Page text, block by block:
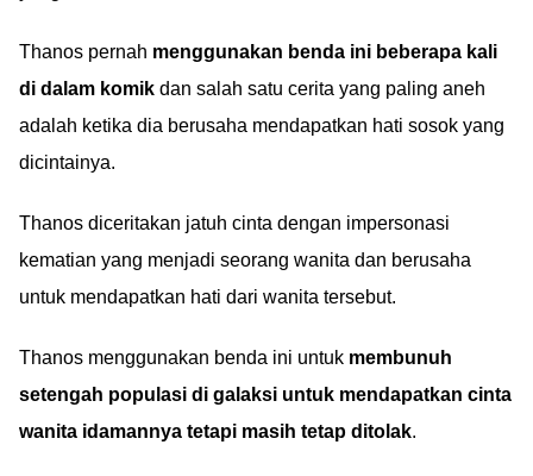
Thanos pernah menggunakan benda ini beberapa kali
di dalam komik dan salah satu cerita yang paling aneh
adalah ketika dia berusaha mendapatkan hati sosok yang
dicintainya.
Thanos diceritakan jatuh cinta dengan impersonasi
kematian yang menjadi seorang wanita dan berusaha
untuk mendapatkan hati dari wanita tersebut.
Thanos menggunakan benda ini untuk membunuh
setengah populasi di galaksi untuk mendapatkan cinta
wanita idamannya tetapi masih tetap ditolak.